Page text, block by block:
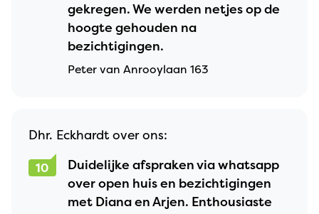
gekregen. We werden netjes op de
hoogte gehouden na
bezichtigingen.
Peter van Anrooylaan 163
Dhr. Eckhardt over ons:
10
Duidelijke afspraken via whatsapp
over open huis en bezichtigingen
met Diana en Arjen. Enthousiaste